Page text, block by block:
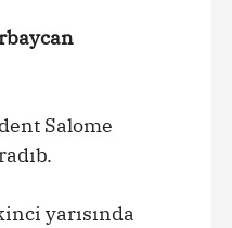
Salome
yarısında